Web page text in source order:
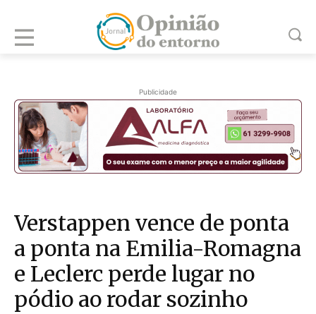
Publicidade
Verstappen vence de ponta
a ponta na Emilia-Romagna
e Leclerc perde lugar no
pódio ao rodar sozinho